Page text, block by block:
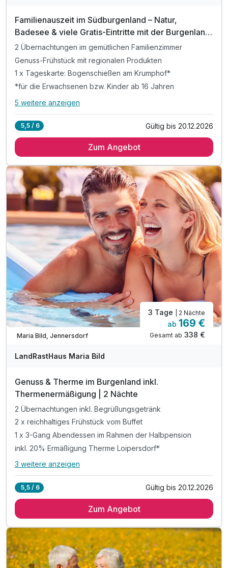
Familienauszeit im Südburgenland – Natur,
Badesee & viele Gratis-Eintritte mit der Burgenland
Card
2 Übernachtungen im gemütlichen Familienzimmer
Genuss-Frühstück mit regionalen Produkten
1 x Tageskarte: Bogenschießen am Krumphof*
*für die Erwachsenen bzw. Kinder ab 16 Jahren
Alle Inklusivleistungen
Genuss-Frühstück mit regionalen Produkten
*für die Erwachsenen bzw. Kinder ab 16 Jahren
*für Kinder Tickets vor Ort buchbar, je nach Alter
1 x Eintritt ins Erlebnisfreibad Jennersdorf
1 x Eintritt Naturbadesee Königsdorf
inkl. Korb zum selbst pflücken der Äpfel im Garten
inkl. Burgenland Card für zahlreiche Ermäßigungen
5 weitere anzeigen
5,5 / 6 Gültig bis 20.12.2026
Zum Angebot
Verfügbar bis Dezember
Maria Bild, Jennersdorf
3 Tage | 2 Nächte
ab 169 €
Gesamt ab 338 €
LandRastHaus Maria Bild
Genuss & Therme im Burgenland inkl.
Thermenermäßigung | 2 Nächte
2 Übernachtungen inkl. Begrüßungsgetränk
2 x reichhaltiges Frühstück vom Buffet
1 x 3-Gang Abendessen im Rahmen der Halbpension
inkl. 20% Ermäßigung Therme Loipersdorf*
Alle Inklusivleistungen
2 x reichhaltiges Frühstück vom Buffet
inkl. 20% Ermäßigung Therme Loipersdorf*
inkl. geführter Wanderung ODER
1 Einheit: Embodiment-Core Training mit Marion**
3 weitere anzeigen
5,5 / 6 Gültig bis 20.12.2026
Zum Angebot